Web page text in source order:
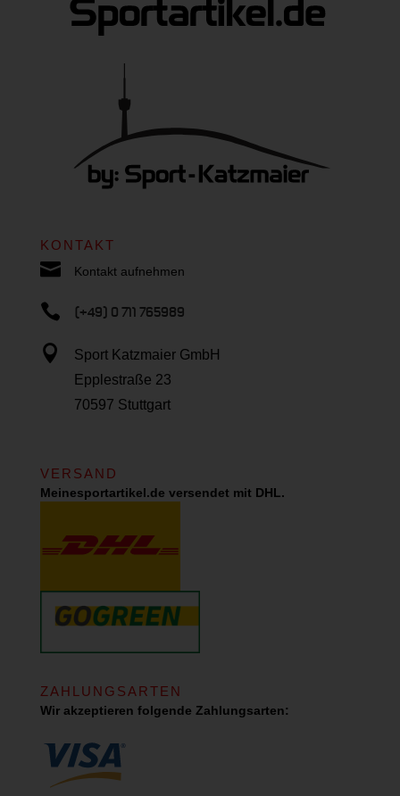
KONTAKT
 Kontakt aufnehmen
 (+49) 0 711 765989

Sport Katzmaier GmbH
Epplestraße 23
70597 Stuttgart
VERSAND
Meinesportartikel.de versendet mit DHL.
ZAHLUNGSARTEN
Wir akzeptieren folgende Zahlungsarten: